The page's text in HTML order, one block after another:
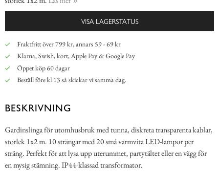
VISA LAGERSTATUS
Fraktfritt över 799 kr, annars 59 - 69 kr
Klarna, Swish, kort, Apple Pay & Google Pay
Öppet köp 60 dagar
Beställ före kl 13 så skickar vi samma dag.
BESKRIVNING
Gardinslinga för utomhusbruk med tunna, diskreta transparenta kablar,
storlek 1x2 m. 10 strängar med 20 små varmvita LED-lampor per
sträng. Perfekt för att lysa upp uterummet, partytältet eller en vägg för
en mysig stämning. IP44-klassad transformator.